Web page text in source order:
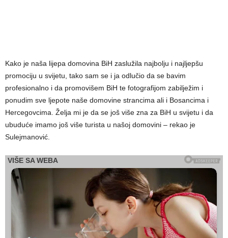
Kako je naša lijepa domovina BiH zaslužila najbolju i najljepšu
promociju u svijetu, tako sam se i ja odlučio da se bavim
profesionalno i da promovišem BiH te fotografijom zabilježim i
ponudim sve ljepote naše domovine strancima ali i Bosancima i
Hercegovcima. Želja mi je da se još više zna za BiH u svijetu i da
ubuduće imamo još više turista u našoj domovini – rekao je
Sulejmanović.